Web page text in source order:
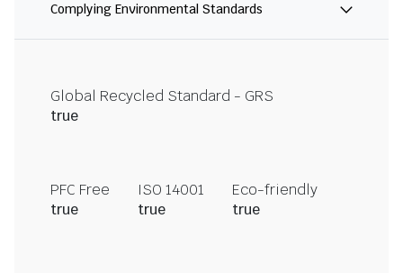
Complying Environmental Standards
Global Recycled Standard - GRS
true
PFC Free
true
ISO 14001
true
Eco-friendly
true